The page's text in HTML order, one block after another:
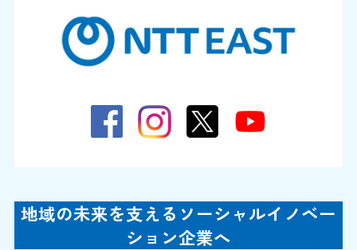
地域の未来を支えるソーシャルイノベー
ション企業へ